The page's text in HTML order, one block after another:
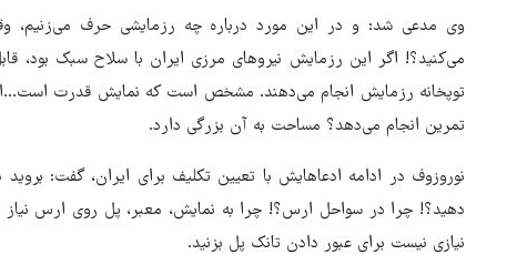
وی مدعی شد: و در این مورد درباره چه رزمایشی حرف می‌زنیم،
می‌کنید؟! اگر این رزمایش نیروهای مرزی ایران با سلاح سبک بود،
توپخانه رزمایش انجام می‌دهند. مشخص است که نمایش قدرت
تمرین انجام می‌دهد؟ مساحت به آن بزرگی دارد.
نوروزوف در ادامه ادعاهایش با تعیین تکلیف برای ایران، گفت:
دهید؟! چرا در سواحل ارس؟! چرا به نمایش، معبر، پل روی ارس
نیازی نیست برای عبور دادن تانک پل بزنید.
هماهنگی محور مقاومت، آمریکا را
در منطقه درمانده کرد